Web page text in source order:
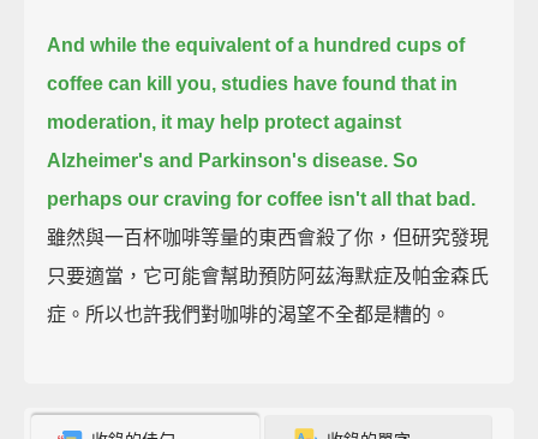
And while the equivalent of a hundred cups of
coffee can kill you, studies have found that in
moderation, it may help protect against
Alzheimer's and Parkinson's disease. So
perhaps our craving for coffee isn't all that bad.
雖然與一百杯咖啡等量的東西會殺了你，但研究發現
只要適當，它可能會幫助預防阿茲海默症及帕金森氏
症。所以也許我們對咖啡的渴望不全都是糟的。